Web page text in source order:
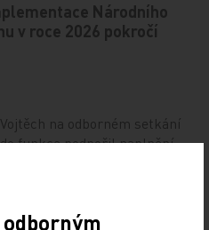
Národního
v roce 2026 pokročí
na odborném setkání
funkce podpořil naplnění
oslabují péči o